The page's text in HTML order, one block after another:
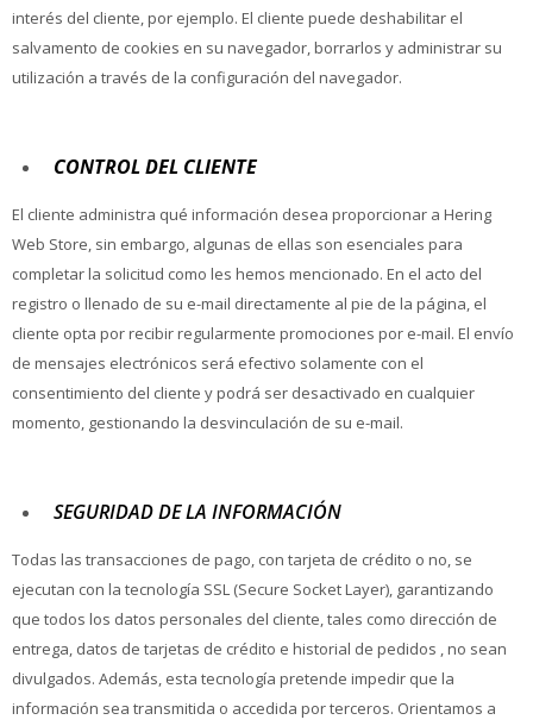
interés del cliente, por ejemplo. El cliente puede deshabilitar el
salvamento de cookies en su navegador, borrarlos y administrar su
utilización a través de la configuración del navegador.
CONTROL DEL CLIENTE
El cliente administra qué información desea proporcionar a Hering
Web Store, sin embargo, algunas de ellas son esenciales para
completar la solicitud como les hemos mencionado. En el acto del
registro o llenado de su e-mail directamente al pie de la página, el
cliente opta por recibir regularmente promociones por e-mail. El envío
de mensajes electrónicos será efectivo solamente con el
consentimiento del cliente y podrá ser desactivado en cualquier
momento, gestionando la desvinculación de su e-mail.
SEGURIDAD DE LA INFORMACIÓN
Todas las transacciones de pago, con tarjeta de crédito o no, se
ejecutan con la tecnología SSL (Secure Socket Layer), garantizando
que todos los datos personales del cliente, tales como dirección de
entrega, datos de tarjetas de crédito e historial de pedidos , no sean
divulgados. Además, esta tecnología pretende impedir que la
información sea transmitida o accedida por terceros. Orientamos a